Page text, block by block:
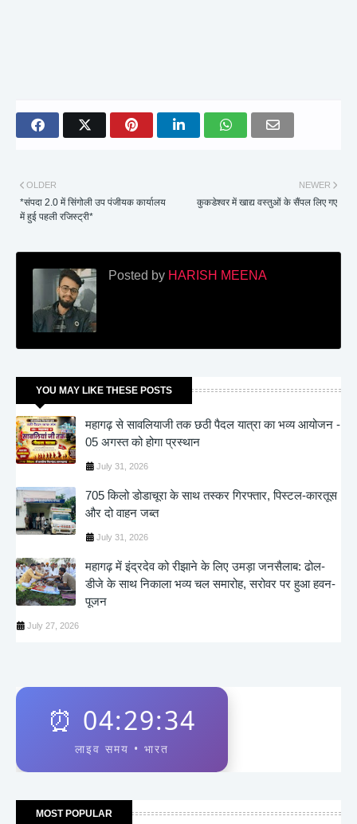
NEWER
कुकडेश्वर में खाद्य वस्तुओं के सैंपल लिए गए
OLDER
*संपदा 2.0 में सिंगोली उप पंजीयक कार्यालय
में हुई पहली रजिस्ट्री*
Posted by HARISH MEENA
YOU MAY LIKE THESE POSTS
महागढ़ से सावलियाजी तक छठी पैदल यात्रा का भव्य आयोजन -
05 अगस्त को होगा प्रस्थान
July 31, 2026
705 किलो डोडाचूरा के साथ तस्कर गिरफ्तार, पिस्टल-कारतूस
और दो वाहन जब्त
July 31, 2026
महागढ़ में इंद्रदेव को रीझाने के लिए उमड़ा जनसैलाब: ढोल-
डीजे के साथ निकाला भव्य चल समारोह, सरोवर पर हुआ हवन-
पूजन
July 27, 2026
⏰ 04:29:34
लाइव समय • भारत
MOST POPULAR